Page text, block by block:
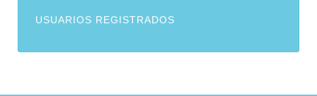
USUARIOS REGISTRADOS